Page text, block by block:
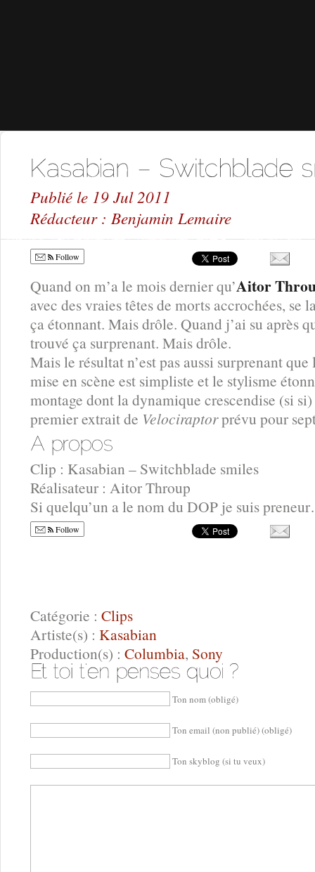
Publié le 19 Jul 2011
Rédacteur : Benjamin Lemaire
Follow
Quand on m’a le mois dernier qu’Aitor
avec des vraies têtes de morts accrochées, se
ça étonnant. Mais drôle. Quand j’ai su après
trouvé ça surprenant. Mais drôle.
Mais le résultat n’est pas aussi surprenant
mise en scène est simpliste et le stylisme
montage dont la dynamique crescendise (si
premier extrait de Velociraptorprévu pour
Clip : Kasabian – Switchblade smiles
Réalisateur : Aitor Throup
Si quelqu’un a le nom du DOP je suis
Follow
Catégorie : Clips
Artiste(s) : Kasabian
Production(s) : Columbia, Sony
Ton nom (obligé)
Ton email (non publié) (obligé)
Ton skyblog (si tu veux)